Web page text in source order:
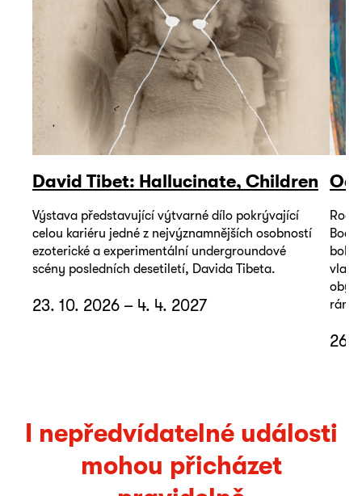
David Tibet: Hallucinate, Children
Výstava představující výtvarné dílo pokrývající
celou kariéru jedné z nejvýznamnějších osobností
ezoterické a experimentální undergroundové
scény posledních desetiletí, Davida Tibeta.
23. 10. 2026 – 4. 4. 2027
26.
I nepředvídatelné události
mohou přicházet